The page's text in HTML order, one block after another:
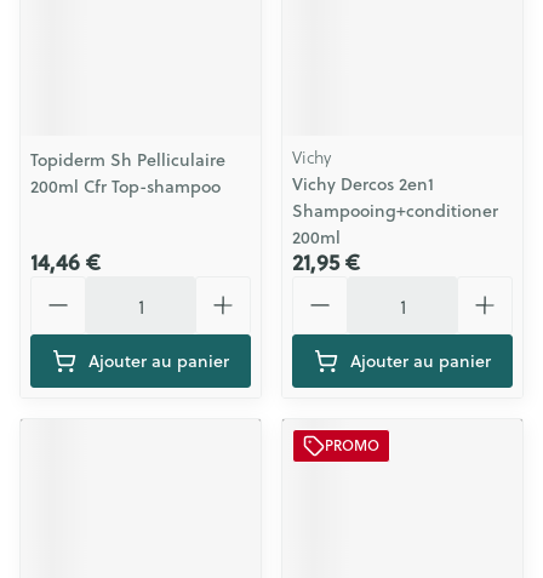
Topiderm Sh Pelliculaire
200ml Cfr Top-shampoo
14,46 €
Ajouter au panier
Vichy
Vichy Dercos 2en1
Shampooing+conditioner
200ml
21,95 €
Ajouter au panier
PROMO